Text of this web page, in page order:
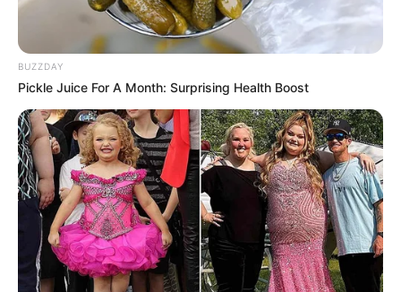
Serem! 9 Chat Ojek Online &
Pelanggan Ini Bikin Auto
Merinding
Bikin Ngakak, 10 Potret
Cosplay Murah Pakai Bahan
Seadanya
BUZZDAY
Pickle Juice For A Month: Surprising Health Boost